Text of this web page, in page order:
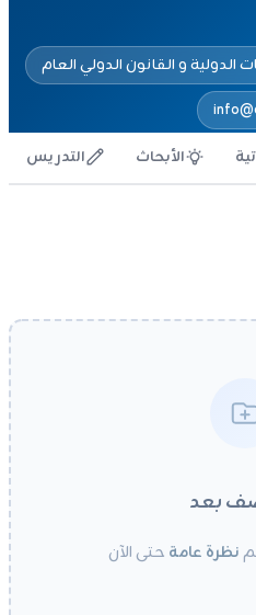
الدولية و القانون الدولي العام
الأبحاث التدريس
بعد
نظرة عامة حتى الآن